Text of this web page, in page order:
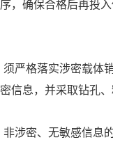
，确保合格后再投
须严格落实涉密载体
信息，并采取钻孔
非涉密、无敏感信息